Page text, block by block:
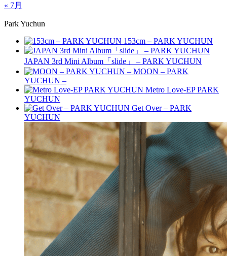
« 7月
Park Yuchun
153cm – PARK YUCHUN
JAPAN 3rd Mini Album「slide」 – PARK YUCHUN
MOON – PARK
YUCHUN –
Metro Love-EP PARK
YUCHUN
Get Over – PARK
YUCHUN